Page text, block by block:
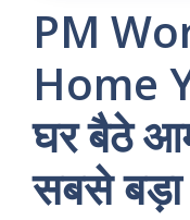
PM
Home
घर बैठे
सबसे बड़ा